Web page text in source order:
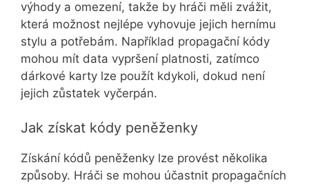
výhody a omezení, takže by hráči měli zvážit,
která možnost nejlépe vyhovuje jejich hernímu
stylu a potřebám. Například propagační kódy
mohou mít data vypršení platnosti, zatímco
dárkové karty lze použít kdykoli, dokud není
jejich zůstatek vyčerpán.
Jak získat kódy peněženky
Získání kódů peněženky lze provést několika
způsoby. Hráči se mohou účastnit propagačních